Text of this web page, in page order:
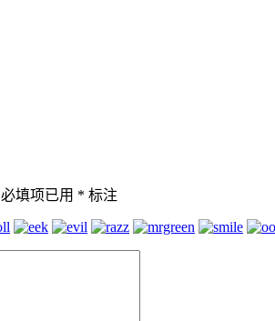
必填项已用 * 标注